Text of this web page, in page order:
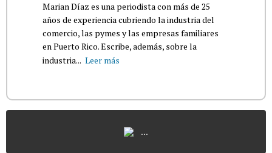
Marian Díaz es una periodista con más de 25
años de experiencia cubriendo la industria del
comercio, las pymes y las empresas familiares
en Puerto Rico. Escribe, además, sobre la
industria... Leer más
...